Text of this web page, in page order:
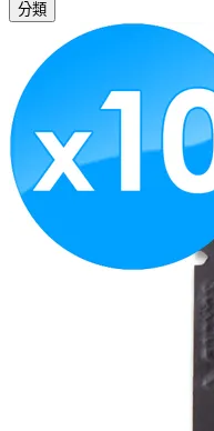
分類